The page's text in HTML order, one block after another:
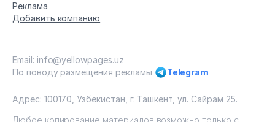
Реклама
Добавить компанию
Email: info@yellowpages.uz
По поводу размещения рекламы
Telegram
Адрес: 100170, Узбекистан, г. Ташкент, ул. Сайрам 25.